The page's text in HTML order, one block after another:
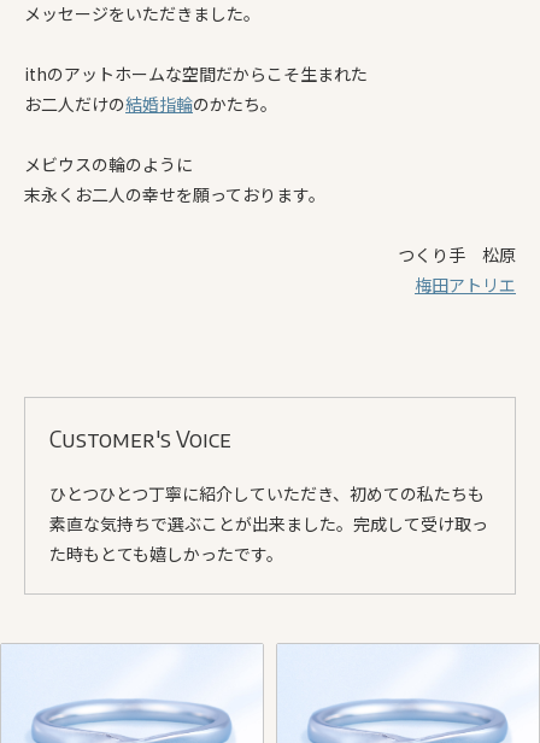
メッセージをいただきました。
ithのアットホームな空間だからこそ生まれた
お二人だけの結婚指輪のかたち。
メビウスの輪のように
末永くお二人の幸せを願っております。
つくり手 松原
梅田アトリエ
Customer's Voice
ひとつひとつ丁寧に紹介していただき、初めての私たちも
素直な気持ちで選ぶことが出来ました。完成して受け取っ
た時もとても嬉しかったです。